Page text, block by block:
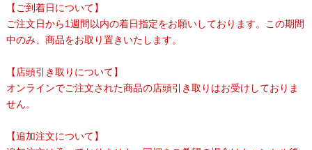
【ご到着日について】
ご注文日から1週間以内の着日指定をお願いしております。この期間
中のみ、商品をお取り置きいたします。
【店頭引き取りについて】
オンラインでご注文された商品の店頭引き取りはお受けしておりま
せん。
【追加注文について】